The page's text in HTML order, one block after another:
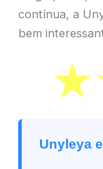
contínua, a
bem
Unyleya